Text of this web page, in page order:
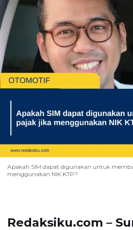
Apakah SIM dapat digunakan untuk
menggunakan NIK KTP?
Redaksiku.com –